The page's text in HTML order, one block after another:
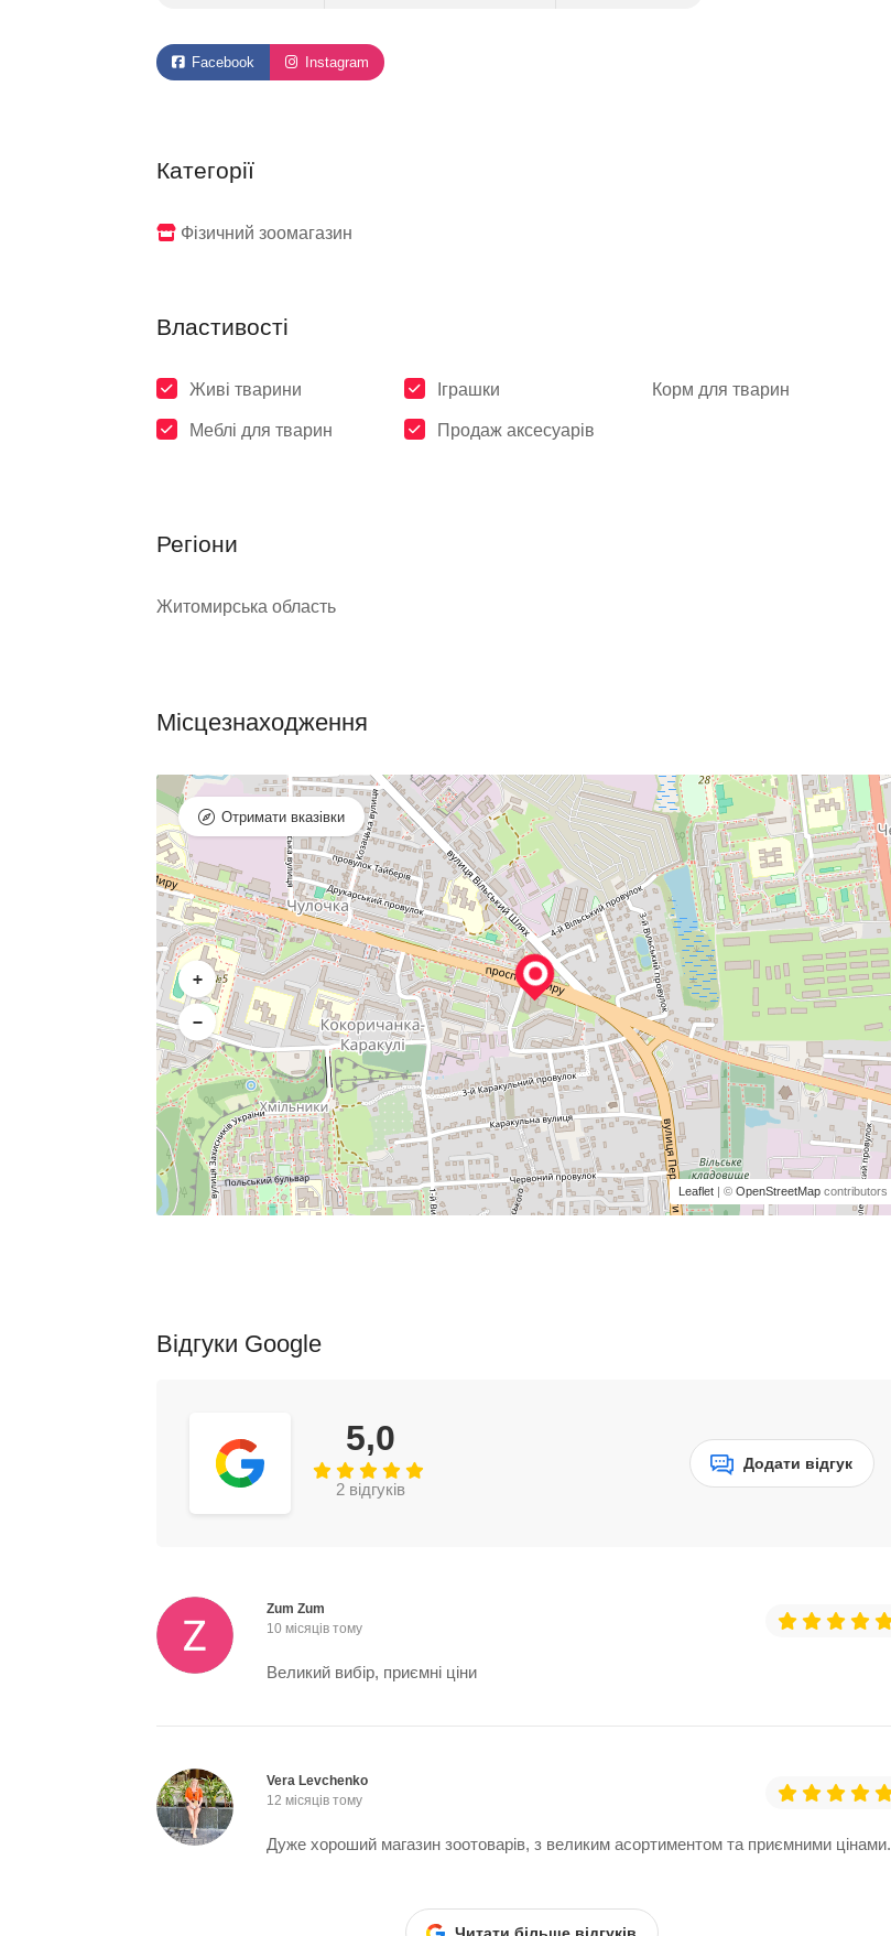
Facebook Instagram
Категорії
Фізичний зоомагазин
Властивості
Живі тварини Іграшки Корм для тварин
Меблі для тварин Продаж аксесуарів
Регіони
Житомирська область
Місцезнаходження
+
−
Leaflet| © OpenStreetMapcontributors
Отримати вказівки
Відгуки Google
5,0
2 відгуків
Додати відгук
Zum Zum
10 місяців тому
Великий вибір, приємні ціни
Vera Levchenko
12 місяців тому
Дуже хороший магазин зоотоварів, з великим асортиментом та приємними цінами.